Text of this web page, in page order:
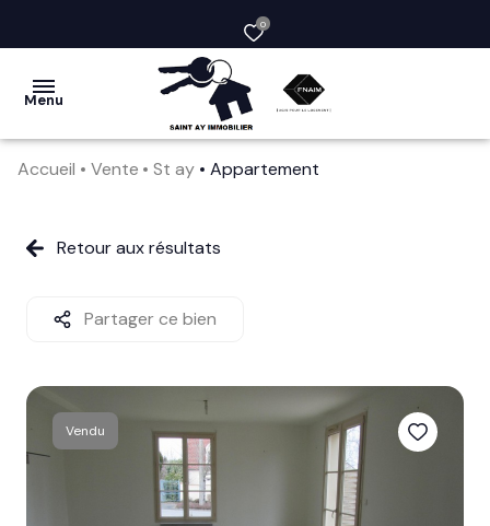
0
Menu
vendre
société
services
Accueil Vente St ay Appartement
Retour aux résultats
Partager ce bien
Vendu